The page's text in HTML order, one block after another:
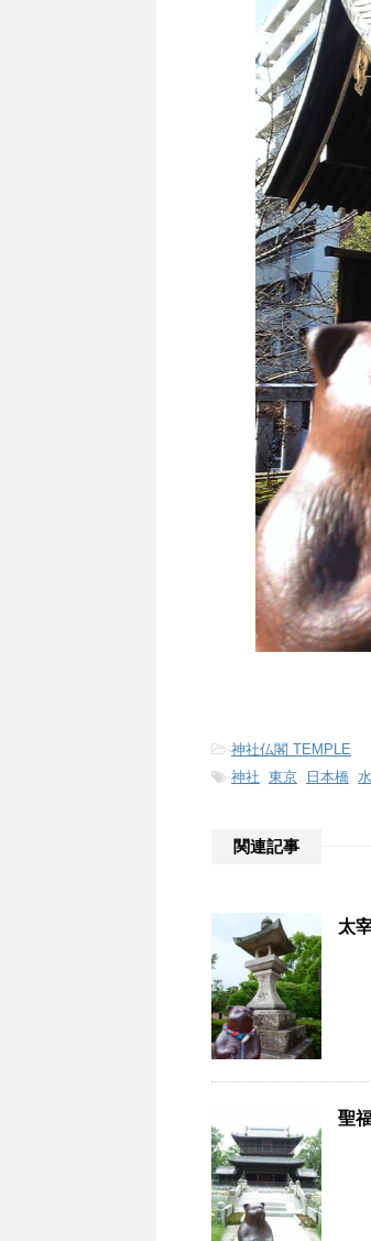
-神社仏閣 TEMPLE
-神社 東京 日本橋
関連記事
太
聖